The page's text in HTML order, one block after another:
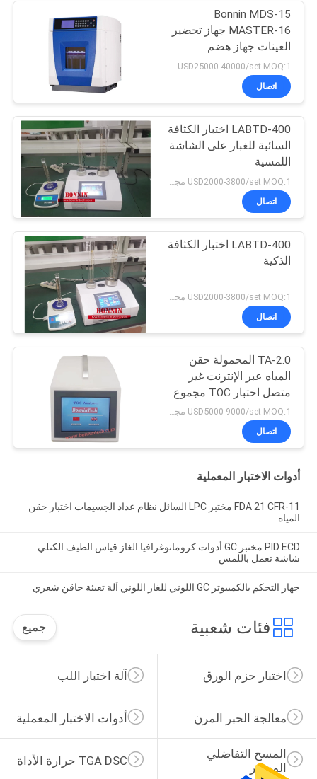
Bonnin MDS-15
MASTER-16 جهاز تحضير
العينات جهاز هضم
الموجات الدقيقة
USD25000-40000/set MOQ:1 مجموعة
اتصال
LABTD-400 اختبار الكثافة
السائبة للغبار على الشاشة
اللمسية
اتصال
LABTD-400 اختبار الكثافة
الذكية
اتصال
TA-2.0 المحمولة حقن
المياه عبر الإنترنت غير
متصل اختبار TOC مجموع
الكربون العضوي محلل
USD5000-9000/set MOQ:1 مجموعة
اتصال
أدوات الاختبار المعملية
FDA 21 CFR-11 مختبر LPC السائل نظام عداد الجسيمات اختبار حقن
المياه
PID ECD مختبر GC أدوات كروماتوغرافيا الغاز قياس الطيف الكتلي
شاشة تعمل باللمس
جهاز التحكم بالكمبيوتر GC اللوني للغاز اللوني آلة تعبئة حاقن شعري
فئات شعبية جميع
آلة اختبار اللب اختبار حزم الورق
أدوات الاختبار المعملية معالجة الحبر المرن
TGA DSC حرارة الأداة
المسح التفاضلي
المسعر